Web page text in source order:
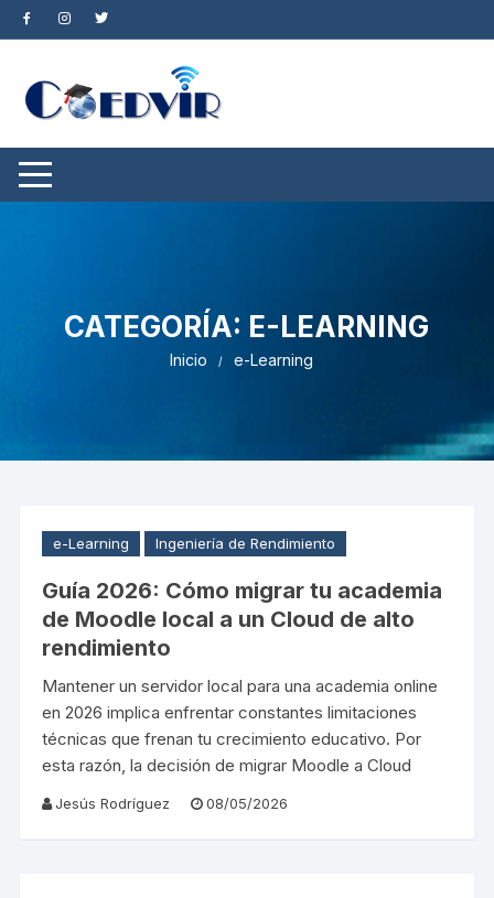
Saltar
al
CATEGORÍA: E-LEARNING
Inicio e-Learning
e-Learning Ingeniería de Rendimiento
Guía 2026: Cómo migrar tu academia
de Moodle local a un Cloud de alto
rendimiento
Mantener un servidor local para una academia online
en 2026 implica enfrentar constantes limitaciones
técnicas que frenan tu crecimiento educativo. Por
esta razón, la decisión de migrar Moodle a Cloud
Jesús Rodríguez 08/05/2026